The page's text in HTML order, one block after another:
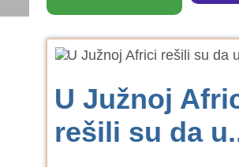
U Južnoj
rešili su da